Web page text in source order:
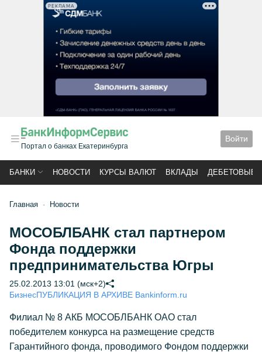
РЕКЛАМА
Портал о банках Екатеринбурга
Войти
БАНКИ НОВОСТИ КУРСЫ ВАЛЮТ ВКЛАДЫ ДЕБЕТОВЫЕ
Главная Новости
МОСОБЛБАНК стал партнером
Фонда поддержки
предпринимательства Югры
25.02.2013 13:01 (мск+2)
БизнесПУБЛИКАЦИЯ В АРХИВЕ Bankinform.ru
Филиал № 8 АКБ МОСОБЛБАНК ОАО стал
победителем конкурса на размещение средств
Гарантийного фонда, проводимого Фондом поддержки